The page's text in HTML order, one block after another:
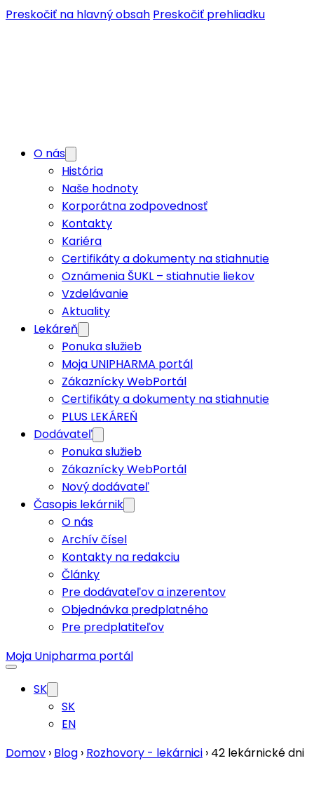
Preskočiť na hlavný obsah Preskočiť prehliadku
O nás
História
Naše hodnoty
Korporátna zodpovednosť
Kontakty
Kariéra
Certifikáty a dokumenty na stiahnutie
Oznámenia ŠUKL – stiahnutie liekov
Vzdelávanie
Aktuality
Lekáreň
Ponuka služieb
Moja UNIPHARMA portál
Zákaznícky WebPortál
Certifikáty a dokumenty na stiahnutie
PLUS LEKÁREŇ
Dodávateľ
Ponuka služieb
Zákaznícky WebPortál
Nový dodávateľ
Časopis lekárnik
O nás
Archív čísel
Kontakty na redakciu
Články
Pre dodávateľov a inzerentov
Objednávka predplatného
Pre predplatiteľov
Moja Unipharma portál
SK
SK
EN
Domov › Blog › Rozhovory - lekárnici › 42 lekárnické dni